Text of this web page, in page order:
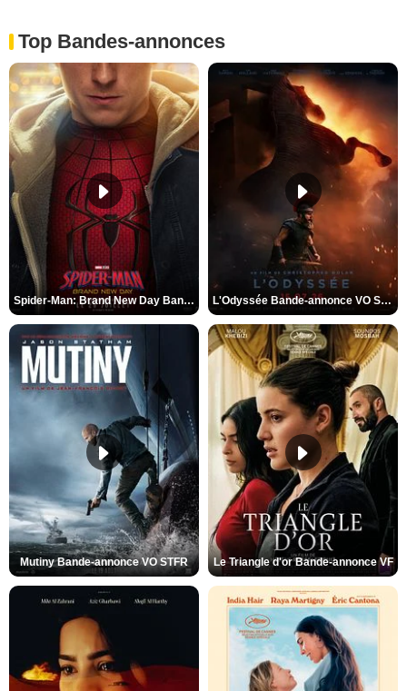
Top Bandes-annonces
Spider-Man: Brand New Day Bande-annonce VO STFR L'Odyssée Bande-annonce VO STFR
Mutiny Bande-annonce VO STFR Le Triangle d'or Bande-annonce VF